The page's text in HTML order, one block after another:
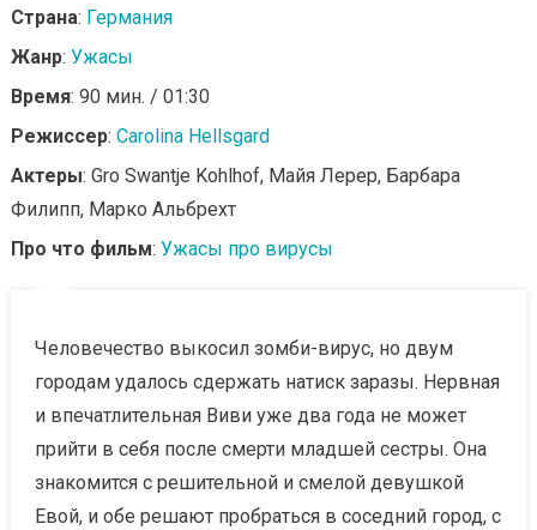
Страна: Германия
Жанр: Ужасы
Время: 90 мин. / 01:30
Режиссер: Carolina Hellsgard
Актеры: Gro Swantje Kohlhof, Майя Лерер, Барбара
Филипп, Марко Альбрехт
Про что фильм: Ужасы про вирусы
Человечество выкосил зомби-вирус, но двум
городам удалось сдержать натиск заразы. Нервная
и впечатлительная Виви уже два года не может
прийти в себя после смерти младшей сестры. Она
знакомится с решительной и смелой девушкой
Евой, и обе решают пробраться в соседний город, с